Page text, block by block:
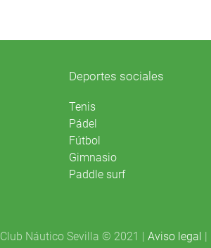
Deportes sociales
Tenis
Pádel
Fútbol
Gimnasio
Paddle surf
Club Náutico Sevilla © 2021 | Aviso legal